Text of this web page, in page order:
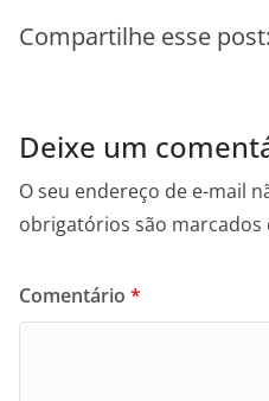
Compartilhe esse post:
Deixe um
O seu endereço de e-mail
obrigatórios são marcados
Comentário *